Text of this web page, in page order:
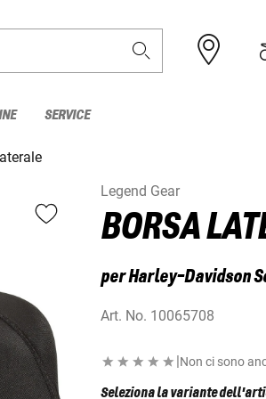
SERVICE
Legend Gear
BORSA
per Harley-Davidson
Art. No. 10065708
|Non ci sono
Seleziona la variante